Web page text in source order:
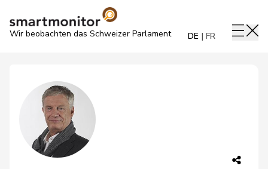
Wir beobachten das Schweizer Parlament DE FR